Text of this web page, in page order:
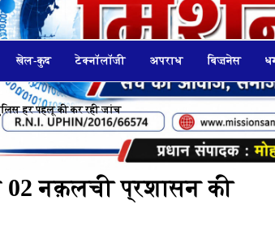
खेल-कुद टेक्नॉलॉजी अपराध बिज़नेस
हर पहलू की कर रही जांच
नक़लची प्रशासन की